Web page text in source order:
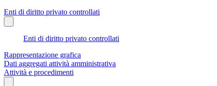
Enti di diritto privato controllati
Enti di diritto privato controllati
Rappresentazione grafica
Dati aggregati attività amministrativa
Attività e procedimenti